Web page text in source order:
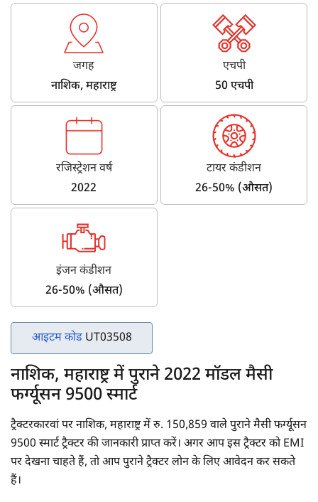
जगह
नाशिक, महाराष्ट्र
एचपी
50 एचपी
रजिस्ट्रेशन वर्ष
2022
टायर कंडीशन
26-50% (औसत)
इंजन कंडीशन
26-50% (औसत)
आइटम कोड UT03508
नाशिक, महाराष्ट्र में पुराने 2022 मॉडल मैसी
फर्ग्यूसन 9500 स्मार्ट
ट्रैक्टरकारवां पर नाशिक, महाराष्ट्र में रु. 150,859 वाले पुराने मैसी फर्ग्यूसन
9500 स्मार्ट ट्रैक्टर की जानकारी प्राप्त करें। अगर आप इस ट्रैक्टर को EMI
पर देखना चाहते हैं, तो आप पुराने ट्रैक्टर लोन के लिए आवेदन कर सकते
हैं।